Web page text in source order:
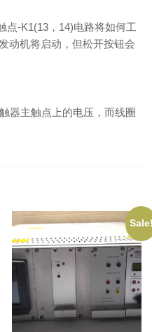
点-K1(13，14)电路将如何工
动机将启动，但松开按钮会
器主触点上的电压，而线圈